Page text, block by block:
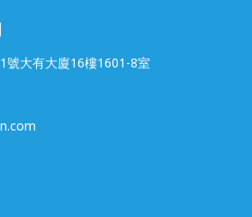
號大有大廈16樓1601-8室